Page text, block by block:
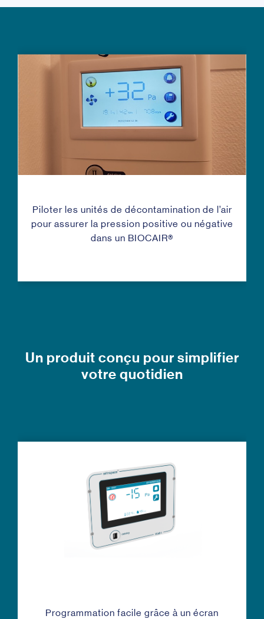
Piloter les unités de décontamination de l’air
pour assurer la pression positive ou négative
dans un BIOCAIR®
Un produit conçu pour simplifier
votre quotidien
Programmation facile grâce à un écran